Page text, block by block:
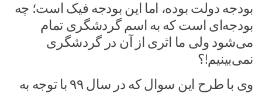
بودجه دولت بوده، اما این بودجه فیک است؛ چه
بودجه‌ای است که به اسم گردشگری تمام
می‌شود ولی ما اثری از آن در گردشگری
نمی‌بینیم!؟
وی با طرح این سوال که در سال ۹۹ با توجه به